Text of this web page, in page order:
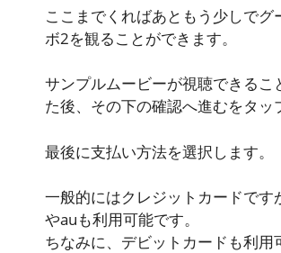
ここまでくればあともう少しでグ
ボ2を観ることができます。
サンプルムービーが視聴できるこ
た後、その下の確認へ進むをタッ
最後に支払い方法を選択します。
一般的にはクレジットカードです
やauも利用可能です。
ちなみに、デビットカードも利用